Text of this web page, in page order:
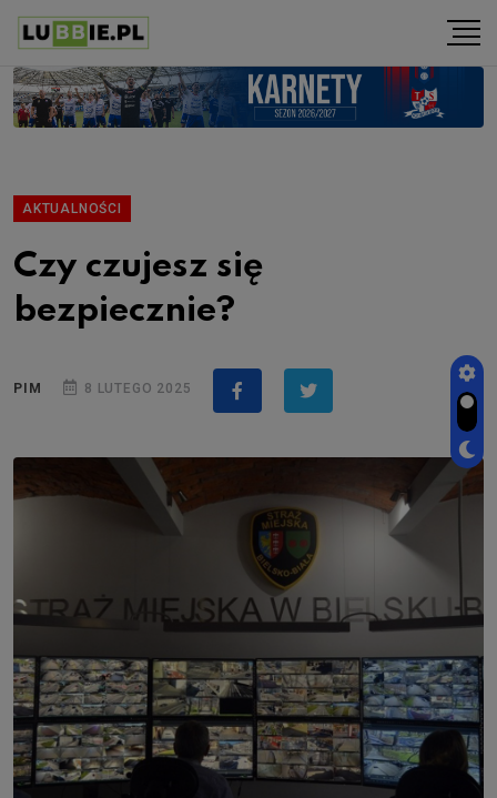
AKTUALNOŚCI
Czy czujesz się
bezpiecznie?
PIM 8 LUTEGO 2025